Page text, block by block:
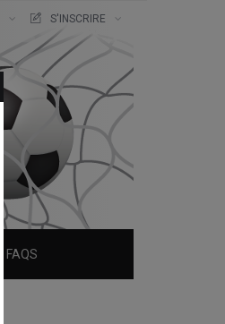
S'INSCRIRE
FAQS